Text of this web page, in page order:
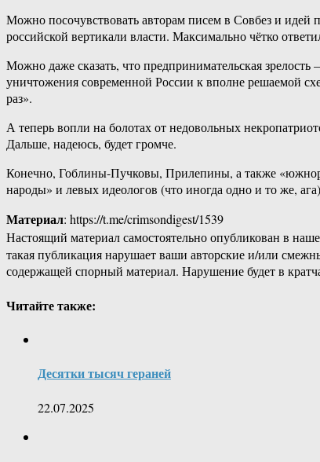
Можно посочувствовать авторам писем в Совбез и
российской вертикали власти. Максимально чётко
Можно даже сказать, что предпринимательская
уничтожения современной России к вполне решаемой
раз».
А теперь вопли на болотах от недовольных
Дальше, надеюсь, будет громче.
Конечно, Гоблины-Пучковы, Прилепины, а также
народы» и левых идеологов (что иногда одно и то же,
Материал: https://t.me/crimsondigest/1539
Настоящий материал самостоятельно опубликован в
такая публикация нарушает ваши авторские и/или
содержащей спорный материал. Нарушение будет в
Читайте также:
Десятки тысяч гераней
22.07.2025